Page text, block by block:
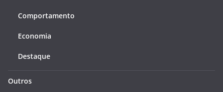
Comportamento
Economia
Destaque
Outros